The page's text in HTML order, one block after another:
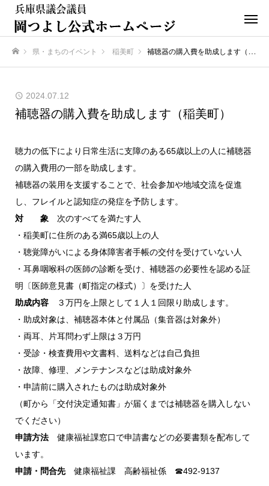
県・まちのイベント 稲美町 補聴器の購入費を助成します（稲美町）
2024.07.12
補聴器の購入費を助成します（稲美町）
聴力の低下により日常生活に支障のある65歳以上の人に補聴器
の購入費用の一部を助成します。
補聴器の装用を支援することで、社会参加や地域交流を促進
し、フレイルと認知症の発症を予防します。
対 象 次のすべてを満たす人
・稲美町に住所のある満65歳以上の人
・聴覚障がいによる身体障害者手帳の交付を受けていない人
・耳鼻咽喉科の医師の診断を受け、補聴器の必要性を認める証
明〔医師意見書（町指定の様式）〕を受けた人
助成内容 ３万円を上限として１人１回限り助成します。
・助成対象は、補聴器本体と付属品（集音器は対象外）
・両耳、片耳問わず上限は３万円
・受診・検査費用や文書料、送料などは自己負担
・故障、修理、メンテナンスなどは助成対象外
・申請前に購入されたものは助成対象外
（町から「交付決定通知書」が届くまでは補聴器を購入しない
でください）
申請方法 健康福祉課窓口で申請書などの必要書類を配布して
います。
申請・問合先健康福祉課 高齢福祉係 ☎492-9137